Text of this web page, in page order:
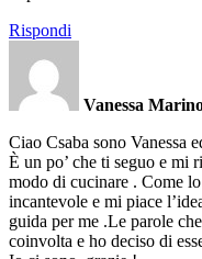
Rispondi
Vanessa
Ciao Csaba sono Vanessa
È un po’ che ti seguo e mi
modo di cucinare . Come
incantevole e mi piace
guida per me .Le parole
coinvolta e ho deciso di